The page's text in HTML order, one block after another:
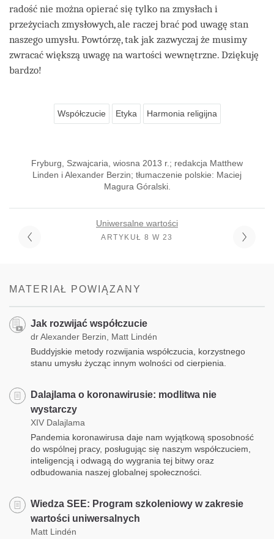
radość nie można opierać się tylko na zmysłach i
przeżyciach zmysłowych, ale raczej brać pod uwagę stan
naszego umysłu. Powtórzę, tak jak zazwyczaj że musimy
zwracać większą uwagę na wartości wewnętrzne. Dziękuję
bardzo!
Współczucie Etyka Harmonia religijna
Fryburg, Szwajcaria, wiosna 2013 r.; redakcja Matthew
Linden i Alexander Berzin; tłumaczenie polskie: Maciej
Magura Góralski.
Uniwersalne wartości
ARTYKUŁ 8 W 23
MATERIAŁ POWIĄZANY
Jak rozwijać współczucie
dr Alexander Berzin, Matt Lindén
Buddyjskie metody rozwijania współczucia, korzystnego
stanu umysłu życząc innym wolności od cierpienia.
Dalajlama o koronawirusie: modlitwa nie
wystarczy
XIV Dalajlama
Pandemia koronawirusa daje nam wyjątkową sposobność
do wspólnej pracy, posługując się naszym współczuciem,
inteligencją i odwagą do wygrania tej bitwy oraz
odbudowania naszej globalnej społeczności.
Wiedza SEE: Program szkoleniowy w zakresie
wartości uniwersalnych
Matt Lindén